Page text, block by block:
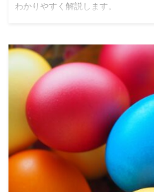
わかりやすく解説します。